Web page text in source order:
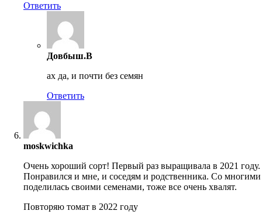
Ответить
Довбыш.В
ах да, и почти без семян
Ответить
moskwichka
Очень хороший сорт! Первый раз выращивала в 2021 году.
Понравился и мне, и соседям и родственника. Со многими
поделилась своими семенами, тоже все очень хвалят.
Повторяю томат в 2022 году